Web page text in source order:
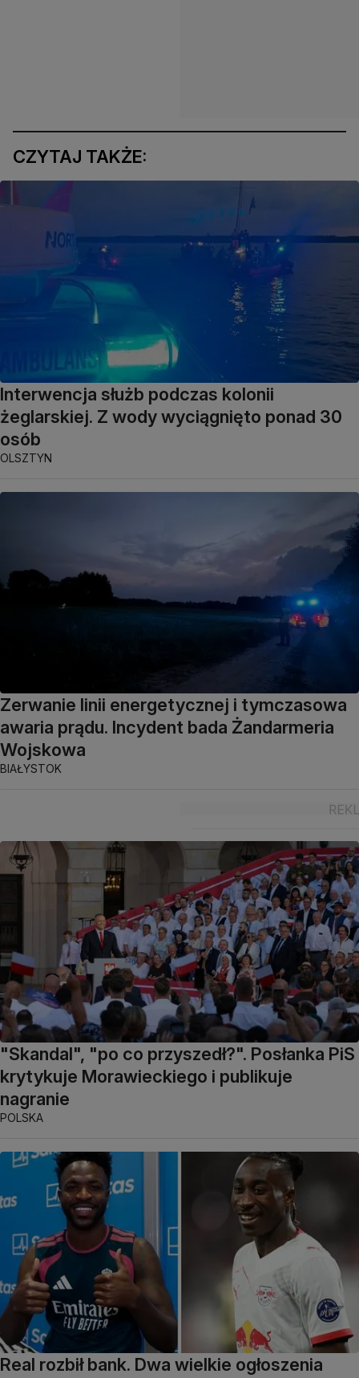
CZYTAJ TAKŻE:
Interwencja służb podczas kolonii
żeglarskiej. Z wody wyciągnięto ponad 30
osób
OLSZTYN
Zerwanie linii energetycznej i tymczasowa
awaria prądu. Incydent bada Żandarmeria
Wojskowa
BIAŁYSTOK
"Skandal", "po co przyszedł?". Posłanka PiS
krytykuje Morawieckiego i publikuje
nagranie
POLSKA
Real rozbił bank. Dwa wielkie ogłoszenia